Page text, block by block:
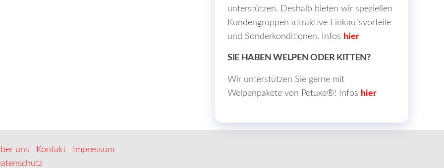
unterstützen. Deshalb bieten wir speziellen
Kundengruppen attraktive Einkaufsvorteile
und Sonderkonditionen. Infos hier
SIE HABEN WELPEN ODER KITTEN?
Wir unterstützen Sie gerne mit
Welpenpakete von Petuxe®! Infos hier
uns Kontakt Impressum